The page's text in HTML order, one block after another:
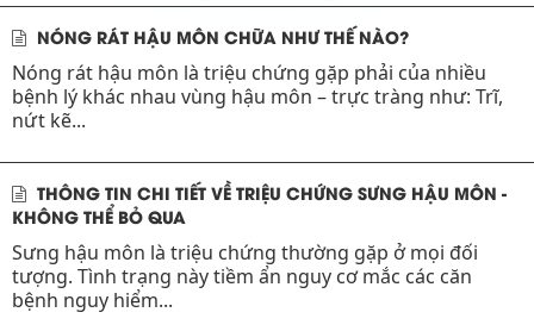
NÓNG RÁT HẬU MÔN CHỮA NHƯ THẾ NÀO?
Nóng rát hậu môn là triệu chứng gặp phải của nhiều
bệnh lý khác nhau vùng hậu môn – trực tràng như: Trĩ,
nứt kẽ...
THÔNG TIN CHI TIẾT VỀ TRIỆU CHỨNG SƯNG HẬU MÔN -
KHÔNG THỂ BỎ QUA
Sưng hậu môn là triệu chứng thường gặp ở mọi đối
tượng. Tình trạng này tiềm ẩn nguy cơ mắc các căn
bệnh nguy hiểm...